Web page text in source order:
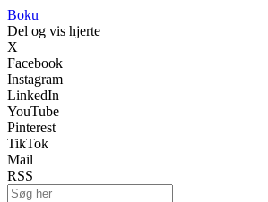
Boku
Del og vis hjerte
X
Facebook
Instagram
LinkedIn
YouTube
Pinterest
TikTok
Mail
RSS